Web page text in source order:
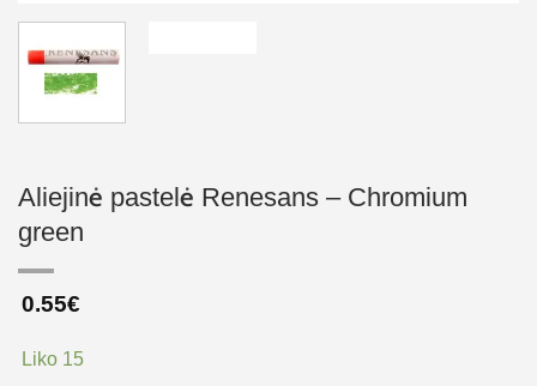
Aliejinė pastelė Renesans – Chromium
green
0.55€
Liko 15